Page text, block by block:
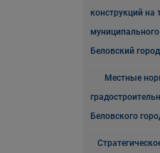
конструкций на
Беловский
Местные
Беловского